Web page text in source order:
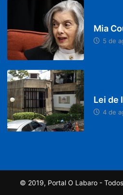
Mia
5 de
Lei de
4 de
© 2019, Portal O Labaro -